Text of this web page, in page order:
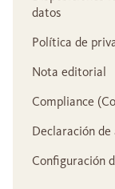
datos
Política de
Nota editorial
Compliance
Declaración
Configuración